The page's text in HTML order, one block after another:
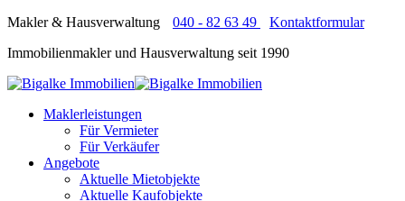
Makler & Hausverwaltung
040 - 82 63 49
Kontaktformular
Immobilienmakler und Hausverwaltung seit 1990
Maklerleistungen
Für Vermieter
Für Verkäufer
Angebote
Aktuelle Mietobjekte
Aktuelle Kaufobjekte